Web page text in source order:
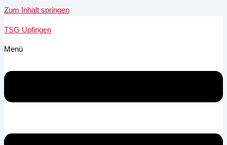
Zum Inhalt springen
TSG Upfingen
Menü